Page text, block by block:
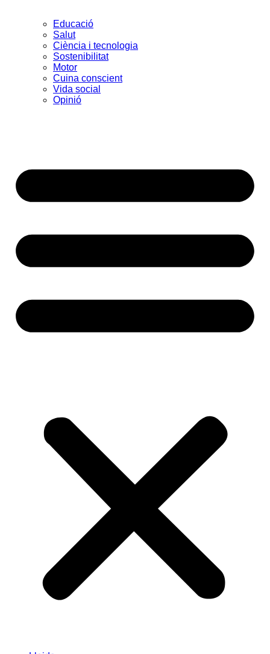
Educació
Salut
Ciència i tecnologia
Sostenibilitat
Motor
Cuina conscient
Vida social
Opinió